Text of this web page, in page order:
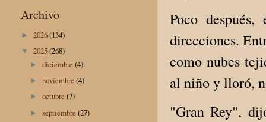
Poco
direcciones.
como nubes
al niño y lloró,
"Gran Rey",
Archivo
► 2026(134)
▼ 2025(268)
►diciembre(4)
►noviembre(4)
►octubre(7)
►septiembre(27)